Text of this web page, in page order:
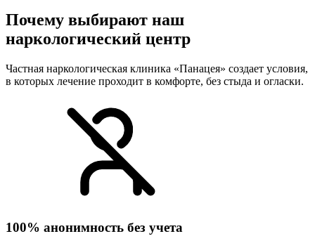
Почему выбирают наш
наркологический центр
Частная наркологическая клиника «Панацея» создает условия,
в которых лечение проходит в комфорте, без стыда и огласки.
100% анонимность без учета